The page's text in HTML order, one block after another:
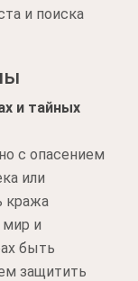
и поиска
и тайных
с опасением
или
кража
и
быть
защитить